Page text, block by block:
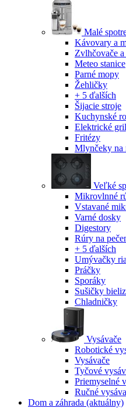
Malé
Kávovary a
Zvlhčovače
Meteo stanice
Parné mopy
Žehličky
+ 5 ďalších
Šijacie stroje
Kuchynské
Elektrické
Fritézy
Mlynčeky na
Veľké
Mikrovlnné
Vstavané
Varné dosky
Digestory
Rúry na
+ 5 ďalších
Umývačky
Práčky
Sporáky
Sušičky
Chladničky
Vysávače
Robotické
Vysávače
Tyčové
Priemyselné
Ručné
Dom a záhrada (aktuálny)